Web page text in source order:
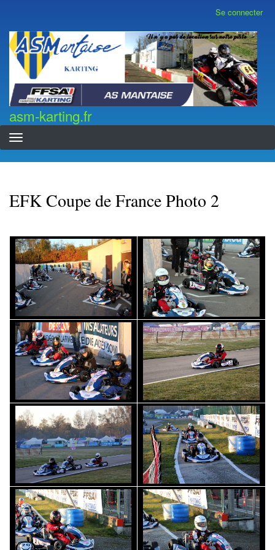
contenu
principal
compte
de
l'utilisateur
Se connecter
asm-karting.fr
asm-karting.fr
EFK Coupe de France Photo 2